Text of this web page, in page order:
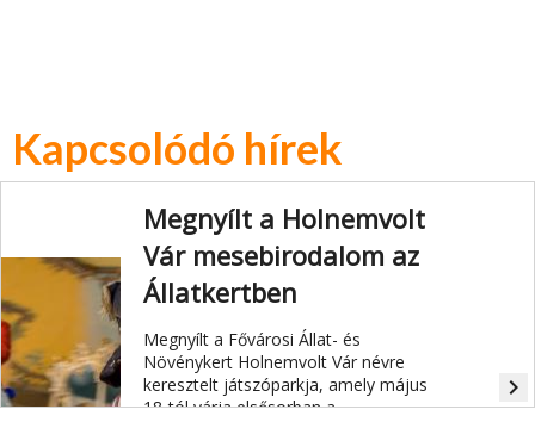
Kapcsolódó hírek
Megnyílt a Holnemvolt
Vár mesebirodalom az
Állatkertben
Megnyílt a Fővárosi Állat- és
Növénykert Holnemvolt Vár névre
keresztelt játszóparkja, amely május
18-tól várja elsősorban a
navigate_next